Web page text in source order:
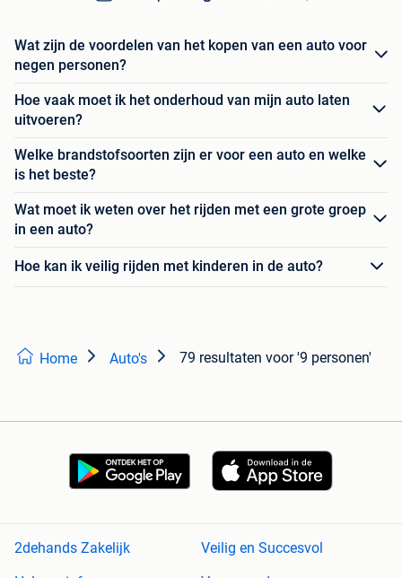
Wat zijn de voordelen van het kopen van een auto voor
negen personen?
Hoe vaak moet ik het onderhoud van mijn auto laten
uitvoeren?
Welke brandstofsoorten zijn er voor een auto en welke
is het beste?
Wat moet ik weten over het rijden met een grote groep
in een auto?
Hoe kan ik veilig rijden met kinderen in de auto?
Home Auto's 79 resultaten voor '9 personen'
2dehands Zakelijk
Veilig en Succesvol